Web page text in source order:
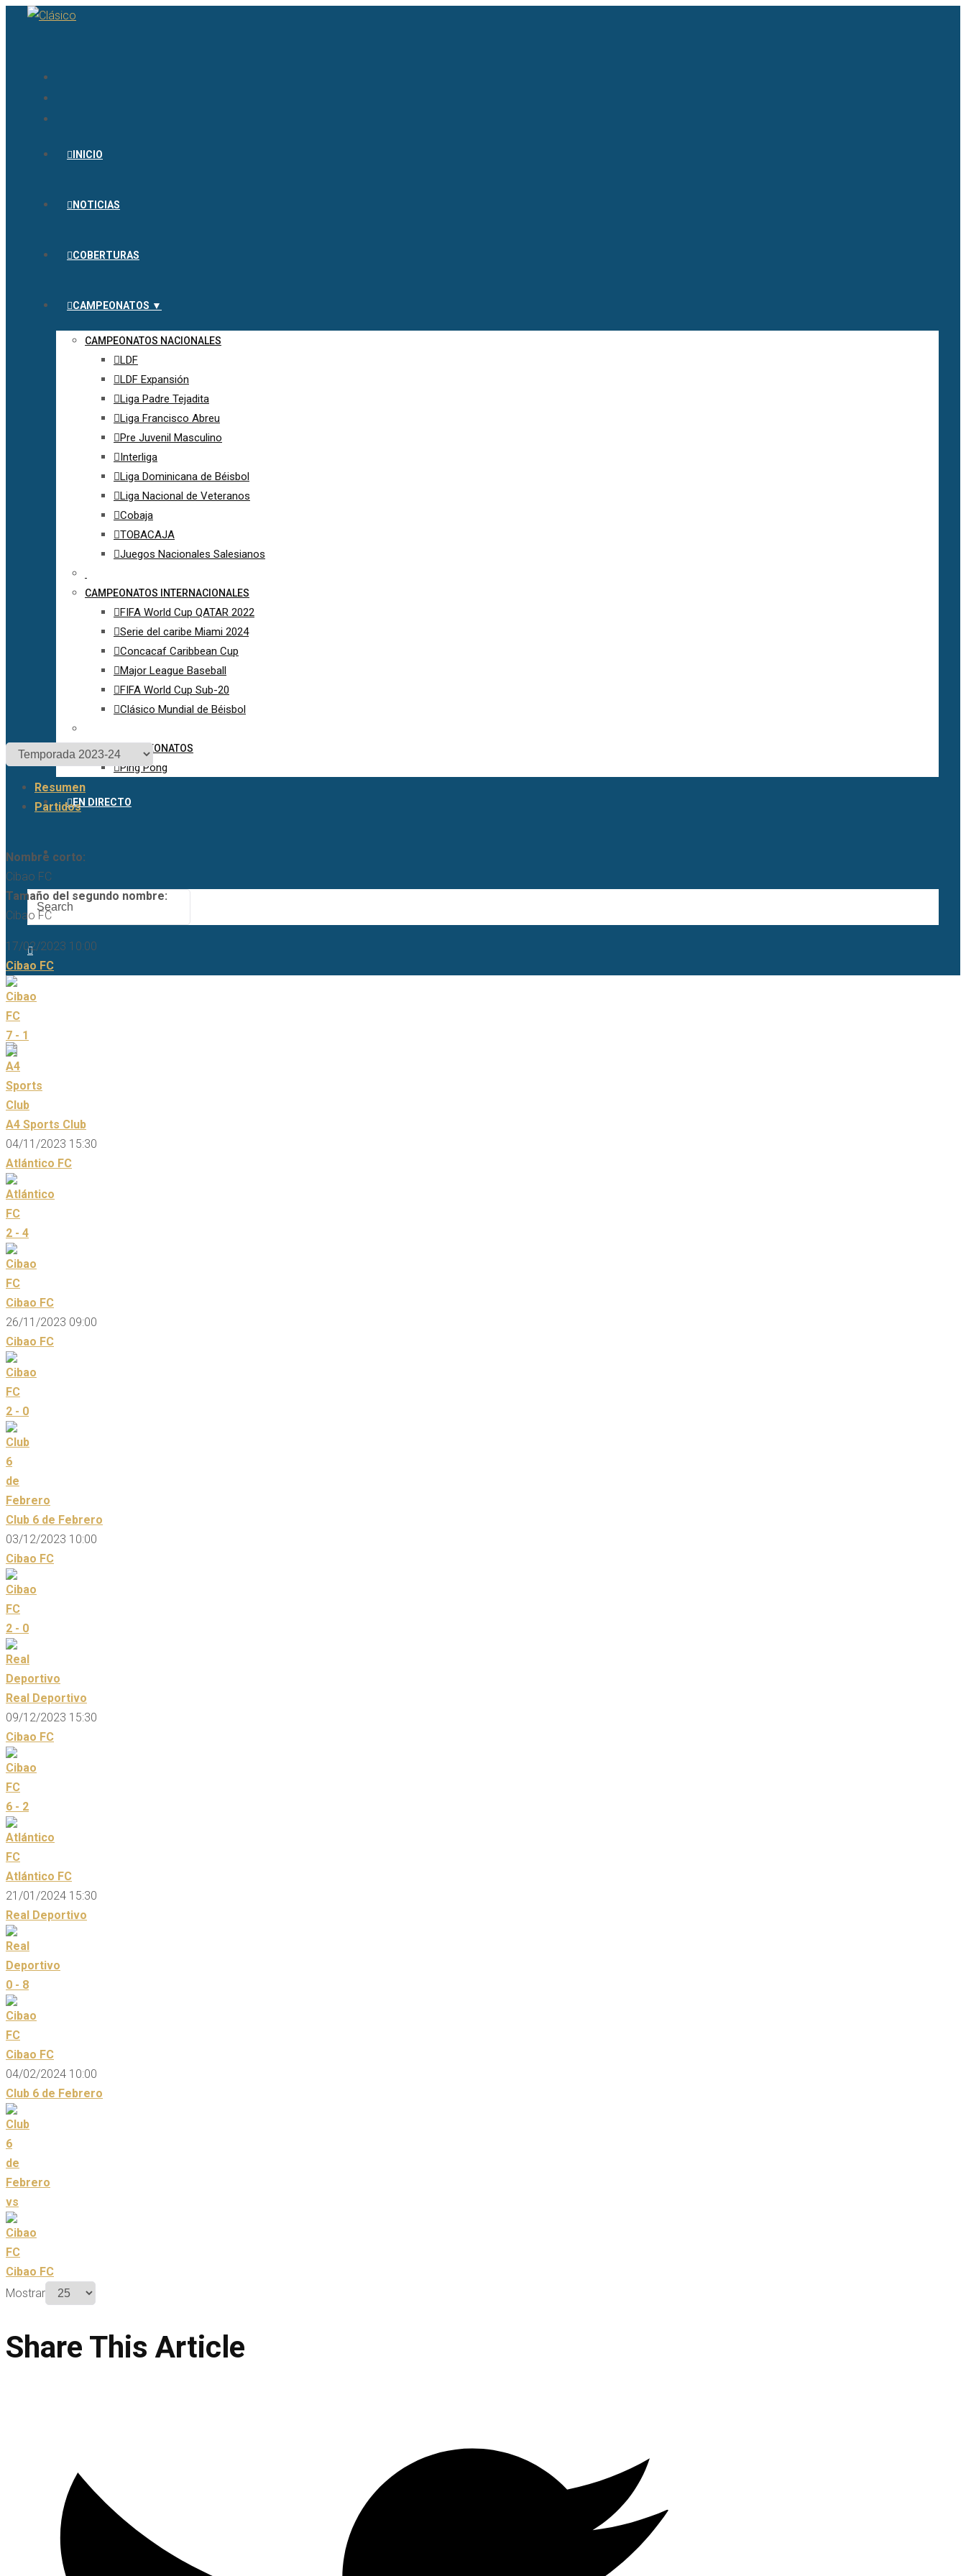
INICIO
NOTICIAS
COBERTURAS
CAMPEONATOS ▼
CAMPEONATOS NACIONALES
LDF
LDF Expansión
Liga Padre Tejadita
Liga Francisco Abreu
Pre Juvenil Masculino
Interliga
Liga Dominicana de Béisbol
Liga Nacional de Veteranos
Cobaja
TOBACAJA
Juegos Nacionales Salesianos
CAMPEONATOS INTERNACIONALES
FIFA World Cup QATAR 2022
Serie del caribe Miami 2024
Concacaf Caribbean Cup
Major League Baseball
FIFA World Cup Sub-20
Clásico Mundial de Béisbol
OTROS CAMPEONATOS
Ping Pong
EN DIRECTO
Resumen
Partidos
Nombre corto:
Cibao FC
Tamaño del segundo nombre:
Cibao FC
17/02/2023 10:00
Cibao FC
7 - 1
A4 Sports Club
04/11/2023 15:30
Atlántico FC
2 - 4
Cibao FC
26/11/2023 09:00
Cibao FC
2 - 0
Club 6 de Febrero
03/12/2023 10:00
Cibao FC
2 - 0
Real Deportivo
09/12/2023 15:30
Cibao FC
6 - 2
Atlántico FC
21/01/2024 15:30
Real Deportivo
0 - 8
Cibao FC
04/02/2024 10:00
Club 6 de Febrero
vs
Cibao FC
Mostrar
Share This Article